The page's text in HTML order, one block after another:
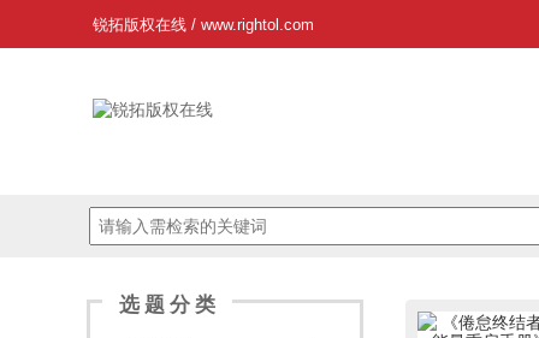
锐拓版权在线 / www.rightol.com
选题分类